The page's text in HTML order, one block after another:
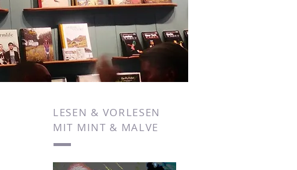
LESEN & VORLESEN
MIT MINT & MALVE